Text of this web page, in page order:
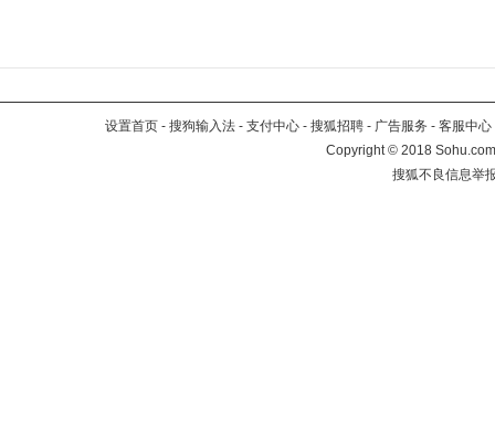
设置首页 - 搜狗输入法 - 支付中心 - 搜狐招聘 - 广告服务 - 客服中心
Copyright©2018
搜狐不良信息举